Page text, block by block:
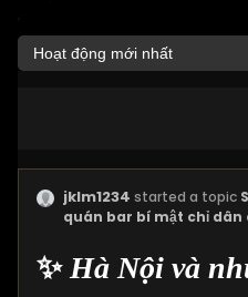
jklm1234 started a topic
quán bar bí mật chỉ
✨ Hà Nội và